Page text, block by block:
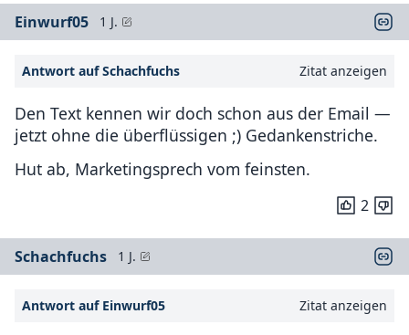
Einwurf05 1 J.
Antwort auf Schachfuchs Zitat anzeigen
Den Text kennen wir doch schon aus der Email —
jetzt ohne die überflüssigen ;) Gedankenstriche.
Hut ab, Marketingsprech vom feinsten.
2
Schachfuchs 1 J.
Antwort auf Einwurf05 Zitat anzeigen